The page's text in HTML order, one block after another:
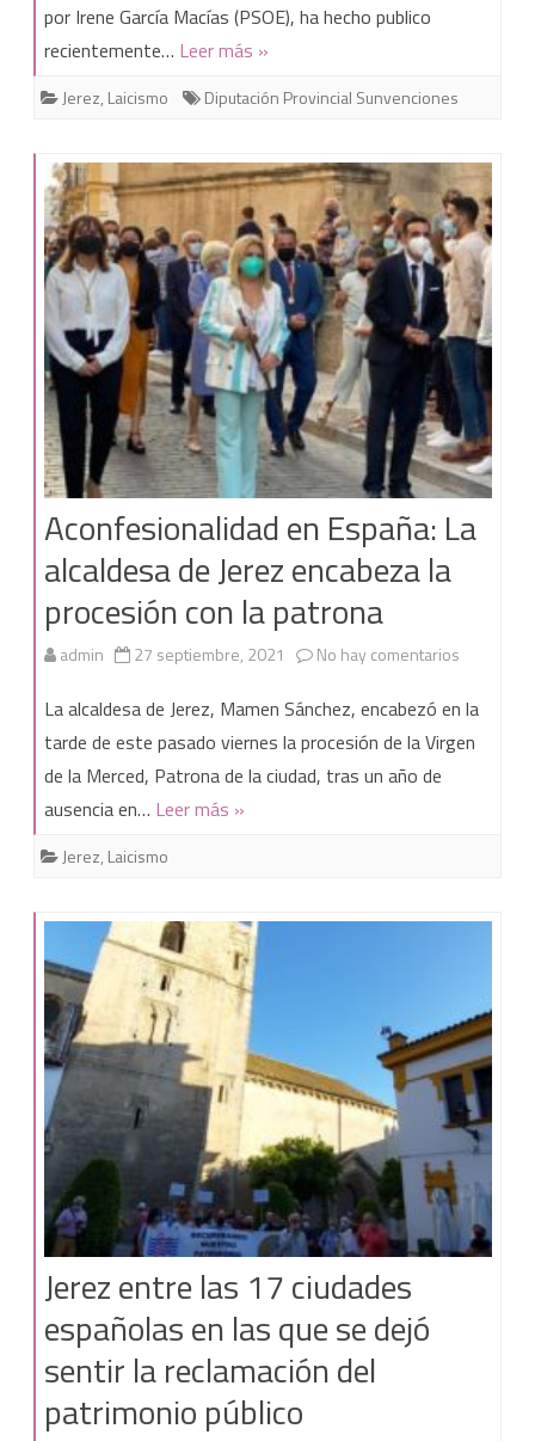
Nuevos
tratos
de
favor
la
iglesia
en
Cádiz,
por Irene García Macías (PSOE), ha hecho publico
recientemente… Leer más »
Jerez, Laicismo Diputación Provincial Sunvenciones
Aconfesionalidad en España: La
alcaldesa de Jerez encabeza la
procesión con la patrona
admin 27 septiembre, 2021 No hay comentarios
en
la
procesión
con
patrona
La alcaldesa de Jerez, Mamen Sánchez, encabezó en la
tarde de este pasado viernes la procesión de la Virgen
de la Merced, Patrona de la ciudad, tras un año de
ausencia en… Leer más »
Jerez, Laicismo
Jerez entre las 17 ciudades
españolas en las que se dejó
sentir la reclamación del
patrimonio público